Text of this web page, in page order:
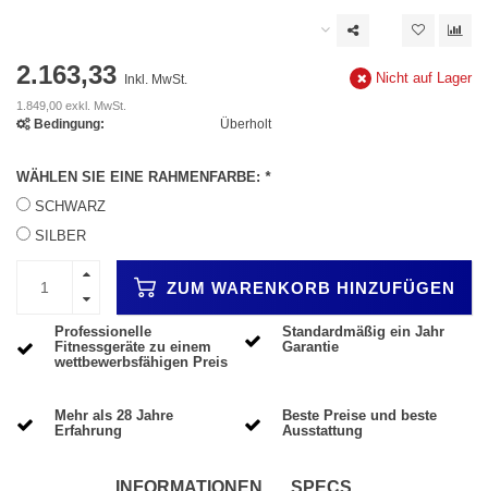
2.163,33 Inkl. MwSt.
1.849,00 exkl. MwSt.
Nicht auf Lager
Bedingung: Überholt
WÄHLEN SIE EINE RAHMENFARBE: *
SCHWARZ
SILBER
ZUM WARENKORB HINZUFÜGEN
Professionelle
Fitnessgeräte zu einem
wettbewerbsfähigen Preis
Standardmäßig ein Jahr
Garantie
Mehr als 28 Jahre
Erfahrung
Beste Preise und beste
Ausstattung